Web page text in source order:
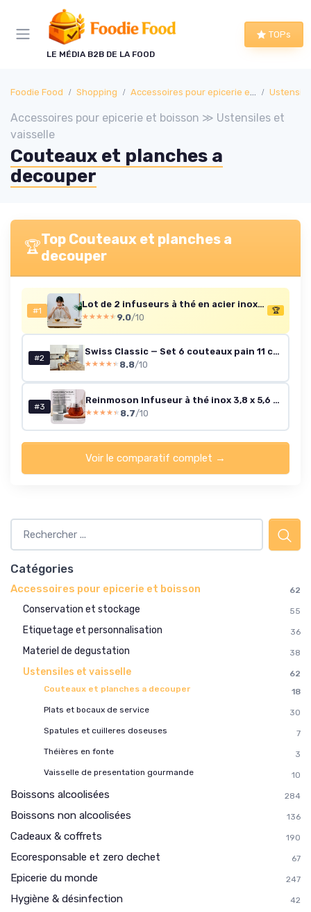
LE MÉDIA B2B DE LA FOOD
TOPs
Foodie Food Shopping Accessoires pour epicerie et boisson
Accessoires pour epicerie et boisson ≫ Ustensiles et
vaisselle
Couteaux et planches a
decouper
🏆Top Couteaux et planches a
decouper
#1
Lot de 2 infuseurs à thé en acier inoxydable pour théière, filtre en maille de 8 cm de diamètre, accessoires pour brassage de feuilles en vrac
★★★★★
★★★★★ 9.0/10
🏆
#2
Swiss Classic — Set 6 couteaux pain 11 cm, inox noir
★★★★★
★★★★★ 8.8/10
#3
Reinmoson Infuseur à thé inox 3,8 x 5,6 cm – boule à thé infuseur ultra-fin en acier inoxydable 304 avec couvercle fileté, filtre à thé idéal pour thé en vrac, rooibos, thé noir, etc - Small 1 Pack
★★★★★
★★★★★ 8.7/10
Voir le comparatif complet →
Catégories
Accessoires pour epicerie et boisson 62
Conservation et stockage 55
Etiquetage et personnalisation 36
Materiel de degustation 38
Ustensiles et vaisselle
62
Couteaux et planches a decouper
18
Plats et bocaux de service
30
Spatules et cuilleres doseuses
7
Théières en fonte
3
Vaisselle de presentation gourmande
10
Boissons alcoolisées 284
Boissons non alcoolisées 136
Cadeaux & coffrets 190
Ecoresponsable et zero dechet 67
Epicerie du monde 247
Hygiène & désinfection 42
Panneau de gestion des cookies